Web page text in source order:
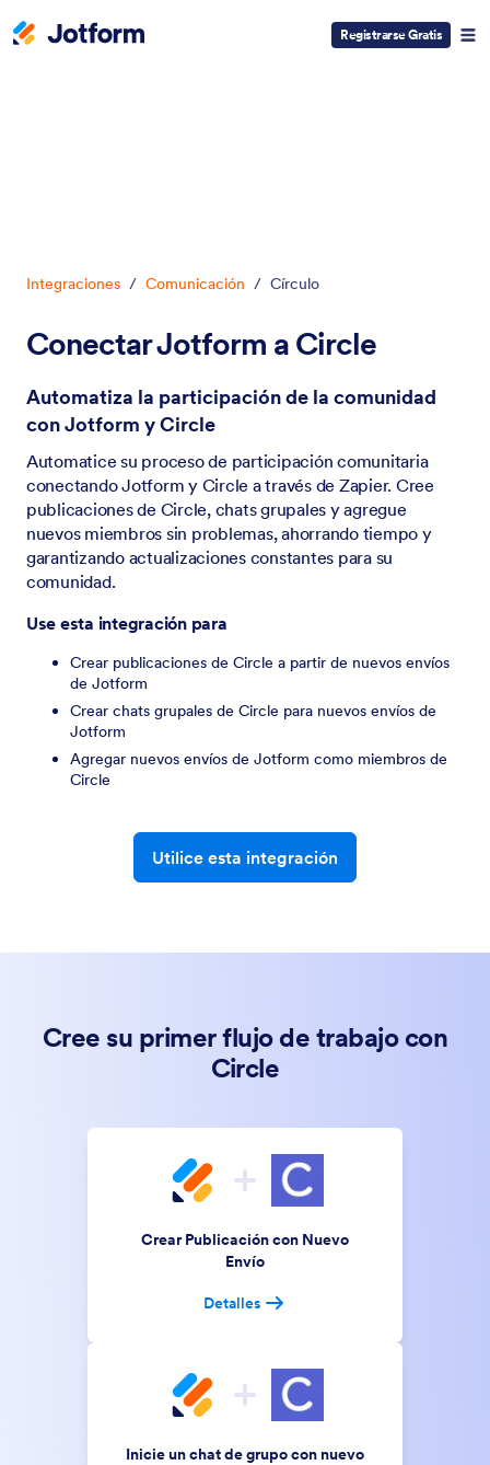
Registrarse Gratis
Integraciones / Comunicación / Círculo
Conectar Jotform a Circle
Automatiza la participación de la comunidad
con Jotform y Circle
Automatice su proceso de participación comunitaria
conectando Jotform y Circle a través de Zapier. Cree
publicaciones de Circle, chats grupales y agregue
nuevos miembros sin problemas, ahorrando tiempo y
garantizando actualizaciones constantes para su
comunidad.
Use esta integración para
Crear publicaciones de Circle a partir de nuevos envíos
de Jotform
Crear chats grupales de Circle para nuevos envíos de
Jotform
Agregar nuevos envíos de Jotform como miembros de
Circle
Utilice esta integración
Cree su primer flujo de trabajo con
Circle
Crear Publicación con Nuevo
Envío
Detalles
Inicie un chat de grupo con nuevo